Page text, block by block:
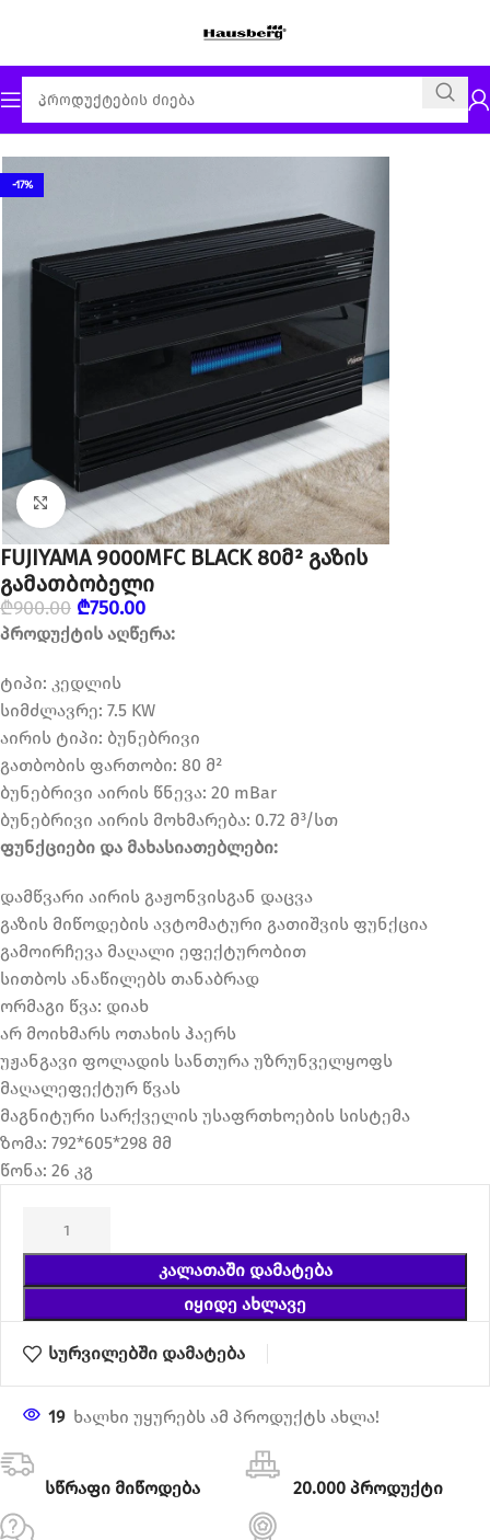
მთავარი გაზის გამათბობელი Fujiyama
-17%
დააწკაპუნეთ გასადიდებლად
FUJIYAMA 9000MFC BLACK 80მ² გაზის
გამათბობელი
₾900.00 ₾750.00
პროდუქტის აღწერა:
ტიპი: კედლის
სიმძლავრე: 7.5 KW
აირის ტიპი: ბუნებრივი
გათბობის ფართობი: 80 მ²
ბუნებრივი აირის წნევა: 20 mBar
ბუნებრივი აირის მოხმარება: 0.72 მ³/სთ
ფუნქციები და მახასიათებლები:
დამწვარი აირის გაჟონვისგან დაცვა
გაზის მიწოდების ავტომატური გათიშვის ფუნქცია
გამოირჩევა მაღალი ეფექტურობით
სითბოს ანაწილებს თანაბრად
ორმაგი წვა: დიახ
არ მოიხმარს ოთახის ჰაერს
უჟანგავი ფოლადის სანთურა უზრუნველყოფს
მაღალეფექტურ წვას
მაგნიტური სარქველის უსაფრთხოების სისტემა
ზომა: 792*605*298 მმ
წონა: 26 კგ
ᲙᲐᲚᲐᲗᲐᲨᲘ ᲓᲐᲛᲐᲢᲔᲑᲐ
ᲘᲧᲘᲓᲔ ᲐᲮᲚᲐᲕᲔ
სურვილებში დამატება
19 ხალხი უყურებს ამ პროდუქტს ახლა!
სწრაფი მიწოდება 20.000 პროდუქტი